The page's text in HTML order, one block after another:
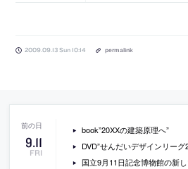
2009.09.13 Sun 10:14 permalink
9.11
FRI
book”20XXの建築原理へ”
DVD”せんだいデザインリーグ2009 卒業
国立9月11日記念博物館の新